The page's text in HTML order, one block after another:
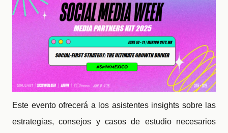
Este evento ofrecerá a los asistentes insights sobre las
estrategias, consejos y casos de estudio necesarios